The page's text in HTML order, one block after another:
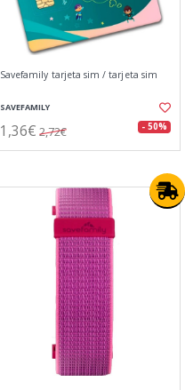
Savefamily tarjeta sim / tarjeta sim
SAVEFAMILY
1,36€ 2,72€ - 50%